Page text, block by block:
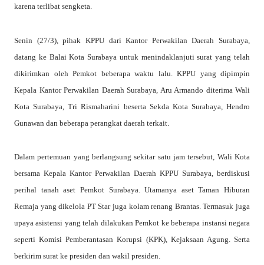
karena terlibat sengketa.
Senin (27/3), pihak KPPU dari Kantor Perwakilan Daerah Surabaya,
datang ke Balai Kota Surabaya untuk menindaklanjuti surat yang telah
dikirimkan oleh Pemkot beberapa waktu lalu. KPPU yang dipimpin
Kepala Kantor Perwakilan Daerah Surabaya, Aru Armando diterima Wali
Kota Surabaya, Tri Rismaharini beserta Sekda Kota Surabaya, Hendro
Gunawan dan beberapa perangkat daerah terkait.
Dalam pertemuan yang berlangsung sekitar satu jam tersebut, Wali Kota
bersama Kepala Kantor Perwakilan Daerah KPPU Surabaya, berdiskusi
perihal tanah aset Pemkot Surabaya. Utamanya aset Taman Hiburan
Remaja yang dikelola PT Star juga kolam renang Brantas. Termasuk juga
upaya asistensi yang telah dilakukan Pemkot ke beberapa instansi negara
seperti Komisi Pemberantasan Korupsi (KPK), Kejaksaan Agung. Serta
berkirim surat ke presiden dan wakil presiden.